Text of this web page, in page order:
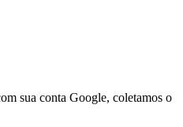
sua conta Google, coletamos o